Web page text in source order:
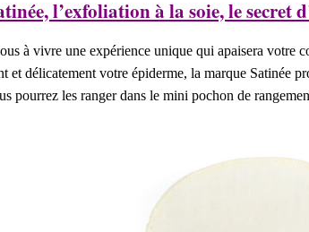
l’exfoliation à la soie, le secret
à vivre une expérience unique qui apaisera votre
et délicatement votre épiderme, la marque Satinée
pourrez les ranger dans le mini pochon de